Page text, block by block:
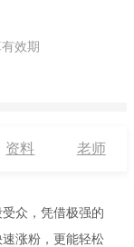
效期
资料 老师
众，凭借极强的
涨粉，更能轻松